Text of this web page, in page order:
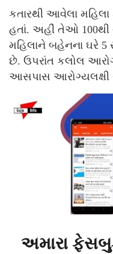
કતારથી આવેલા મહિલા
હતાં. અહીં તેઓ 100થી
મહિલાને બહેનના ઘરે
છે. ઉપરાંત કલોલ
આસપાસ આરોગ્યલક્ષી
અમારા